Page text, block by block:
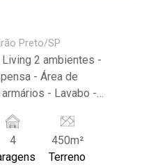
Preto/SP
- Lavabo -
do Paulim - Av.
Argentino,
Ribeirão
4
450m²
Terreno